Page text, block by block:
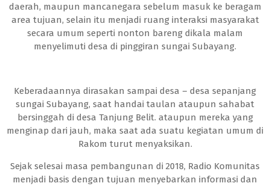
daerah, maupun mancanegara sebelum masuk ke beragam
area tujuan, selain itu menjadi ruang interaksi masyarakat
secara umum seperti nonton bareng dikala malam
menyelimuti desa di pinggiran sungai Subayang.
Keberadaannya dirasakan sampai desa – desa sepanjang
sungai Subayang, saat handai taulan ataupun sahabat
bersinggah di desa Tanjung Belit. ataupun mereka yang
menginap dari jauh, maka saat ada suatu kegiatan umum di
Rakom turut menyaksikan.
Sejak selesai masa pembangunan di 2018, Radio Komunitas
menjadi basis dengan tujuan menyebarkan informasi dan